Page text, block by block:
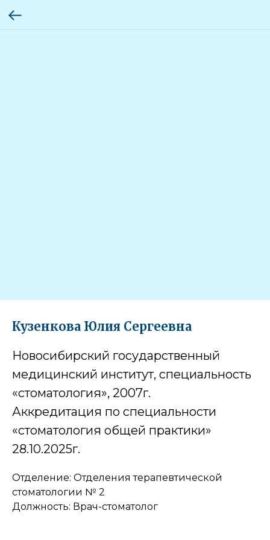
Кузенкова Юлия Сергеевна
Новосибирский государственный
медицинский институт, специальность
«стоматология», 2007г.
Аккредитация по специальности
«стоматология общей практики»
28.10.2025г.
Отделение: Отделения терапевтической
стоматологии № 2
Должность: Врач-стоматолог